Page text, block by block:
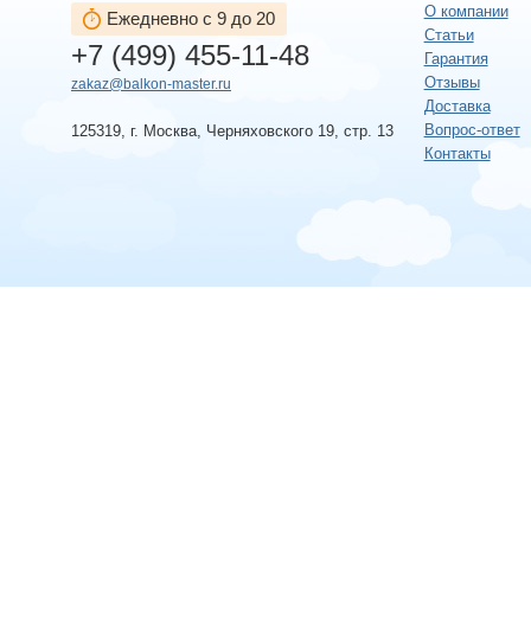
Ежедневно с 9 до 20
+7 (499) 455-11-48
zakaz@balkon-master.ru
125319, г. Москва, Черняховского 19, стр. 13
О компании
Статьи
Гарантия
Отзывы
Доставка
Вопрос-ответ
Контакты